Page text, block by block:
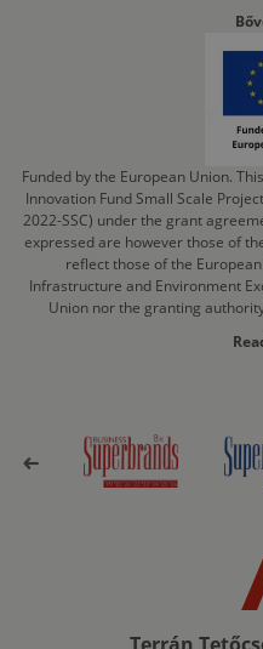
Funded by the European Union.
Innovation Fund Small Scale
2022-SSC) under the grant
expressed are however those of
reflect those of the
Infrastructure and Environment
Union nor the granting